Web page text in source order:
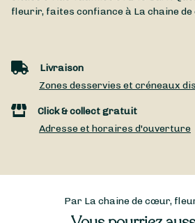
fleurir, faites confiance à La chaine
Livraison
Zones desservies et créneaux
Click & collect gratuit
Adresse et horaires d'ouverture
Par La chaine de cœur,